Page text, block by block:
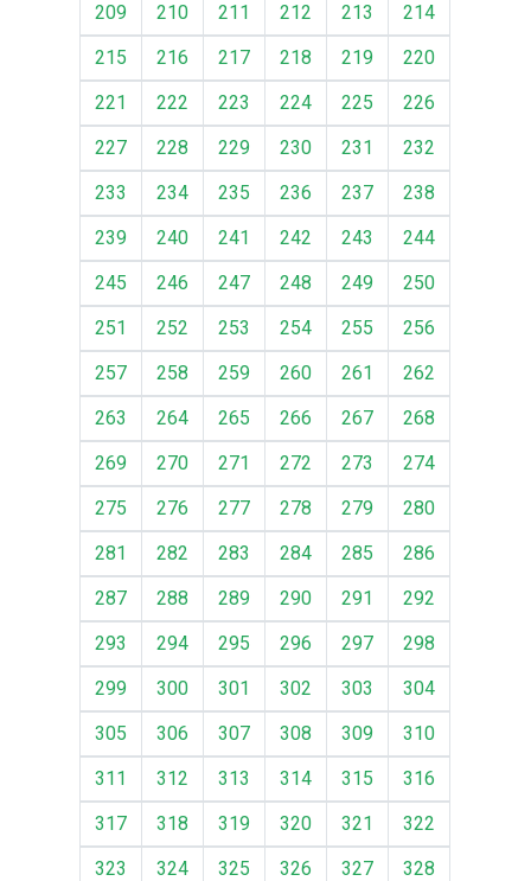
209
210 211 212 213
214
215
216 217 218 219
220
221
222 223 224 225
226
227
228 229 230 231
232
233
234 235 236 237
238
239
240 241 242 243
244
245
246 247 248 249
250
251
252 253 254 255
256
257
258 259 260 261
262
263
264 265 266 267
268
269
270 271 272 273
274
275
276 277 278 279
280
281
282 283 284 285
286
287
288 289 290 291
292
293
294 295 296 297
298
299
300 301 302 303
304
305
306 307 308 309
310
311
312 313 314 315
316
317
318 319 320 321
322
323
324 325 326 327
328